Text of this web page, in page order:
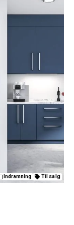
Indramning Til salg